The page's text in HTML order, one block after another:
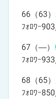
66（63）
ﾌｫﾛﾜｰ
67（―）
ﾌｫﾛﾜｰ
68（65）
ﾌｫﾛﾜｰ